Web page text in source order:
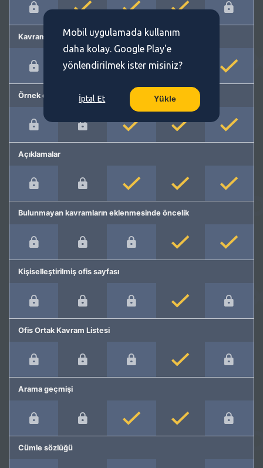
Kavram önerme
Örnek cümleler
Açıklamalar
Bulunmayan kavramların eklenmesinde öncelik
Kişiselleştirilmiş ofis sayfası
Ofis Ortak Kavram Listesi
Arama geçmişi
Cümle sözlüğü
Mobil uygulamada kullanım
daha kolay. Google Play'e
yönlendirilmek ister misiniz?
İptal Et Yükle